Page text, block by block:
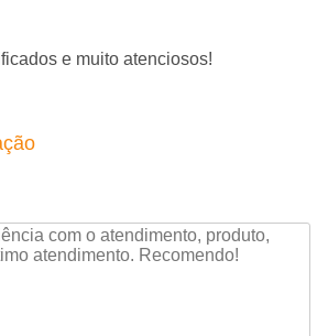
e muito atenciosos!